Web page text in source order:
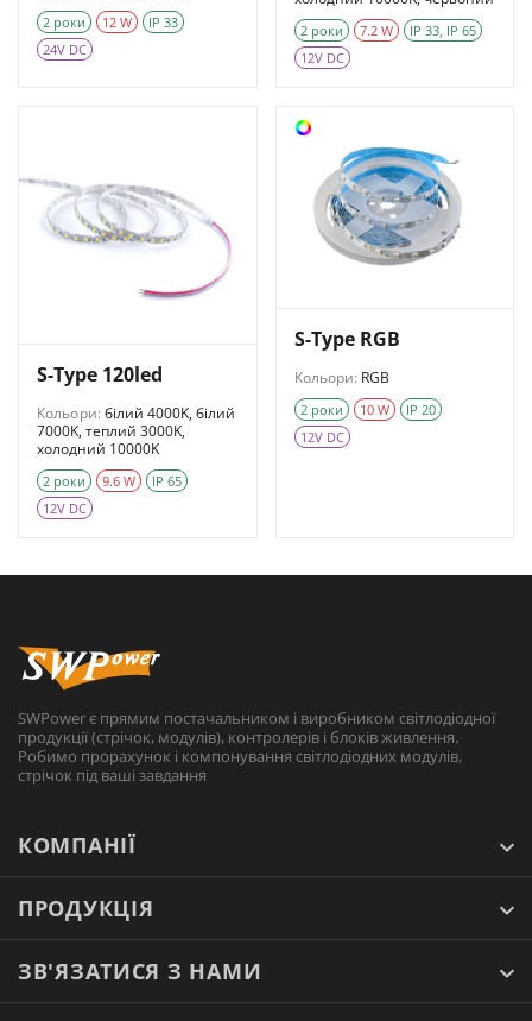
2 роки 12 W
IP 33
24V DC
2 роки 7.2 W
IP 33, IP 65
12V DC
S-Type 120led
Кольори: білий 4000K, білий
7000K, теплий 3000K,
холодний 10000K
2 роки 9.6 W
IP 65
12V DC
S-Type RGB
Кольори: RGB
2 роки 10 W
IP 20
12V DC
SWPower є прямим постачальником і виробником світлодіодної
продукції (стрічок, модулів), контролерів і блоків живлення.
Робимо прорахунок і компонування світлодіодних модулів,
стрічок під ваші завдання
КОМПАНІЇ
ПРОДУКЦІЯ
ЗВ'ЯЗАТИСЯ З НАМИ